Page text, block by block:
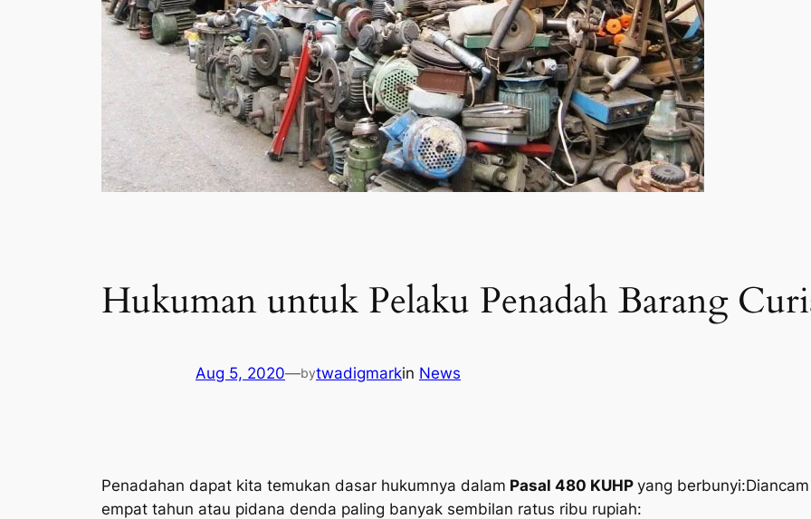
Hukuman untuk Pelaku Penadah Barang
Aug 5, 2020—bytwadigmarkin News
Penadahan dapat kita temukan dasar hukumnya dalam Pasal 480 KUHP yang berbunyi:
empat tahun atau pidana denda paling banyak sembilan ratus ribu rupiah: